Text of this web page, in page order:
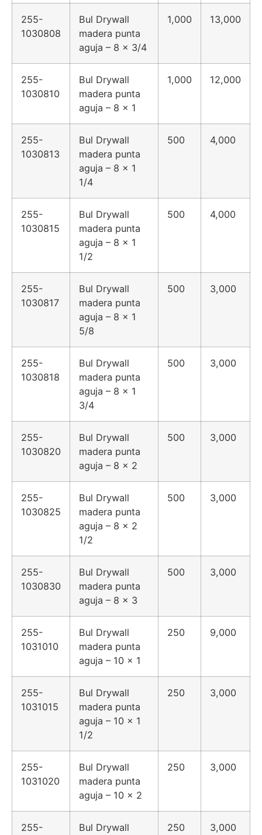
255-
1030808
Bul Drywall
madera punta
aguja – 8 x 3/4
1,000 13,000
255-
1030810
Bul Drywall
madera punta
aguja – 8 x 1
1,000 12,000
255-
1030813
Bul Drywall
madera punta
aguja – 8 x 1
1/4
500 4,000
255-
1030815
Bul Drywall
madera punta
aguja – 8 x 1
1/2
500 4,000
255-
1030817
Bul Drywall
madera punta
aguja – 8 x 1
5/8
500 3,000
255-
1030818
Bul Drywall
madera punta
aguja – 8 x 1
3/4
500 3,000
255-
1030820
Bul Drywall
madera punta
aguja – 8 x 2
500 3,000
255-
1030825
Bul Drywall
madera punta
aguja – 8 x 2
1/2
500 3,000
255-
1030830
Bul Drywall
madera punta
aguja – 8 x 3
500 3,000
255-
1031010
Bul Drywall
madera punta
aguja – 10 x 1
250 9,000
255-
1031015
Bul Drywall
madera punta
aguja – 10 x 1
1/2
250 3,000
255-
1031020
Bul Drywall
madera punta
aguja – 10 x 2
250 3,000
255-
Bul Drywall
250 3,000